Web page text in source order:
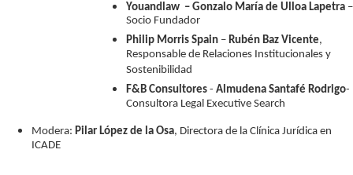
Youandlaw – Gonzalo María de Ulloa Lapetra –
Socio Fundador
Philip Morris Spain – Rubén Baz Vicente,
Responsable de Relaciones Institucionales y
Sostenibilidad
F&B Consultores - Almudena Santafé Rodrigo-
Consultora Legal Executive Search
Modera: Pilar López de la Osa, Directora de la Clínica Jurídica en
ICADE